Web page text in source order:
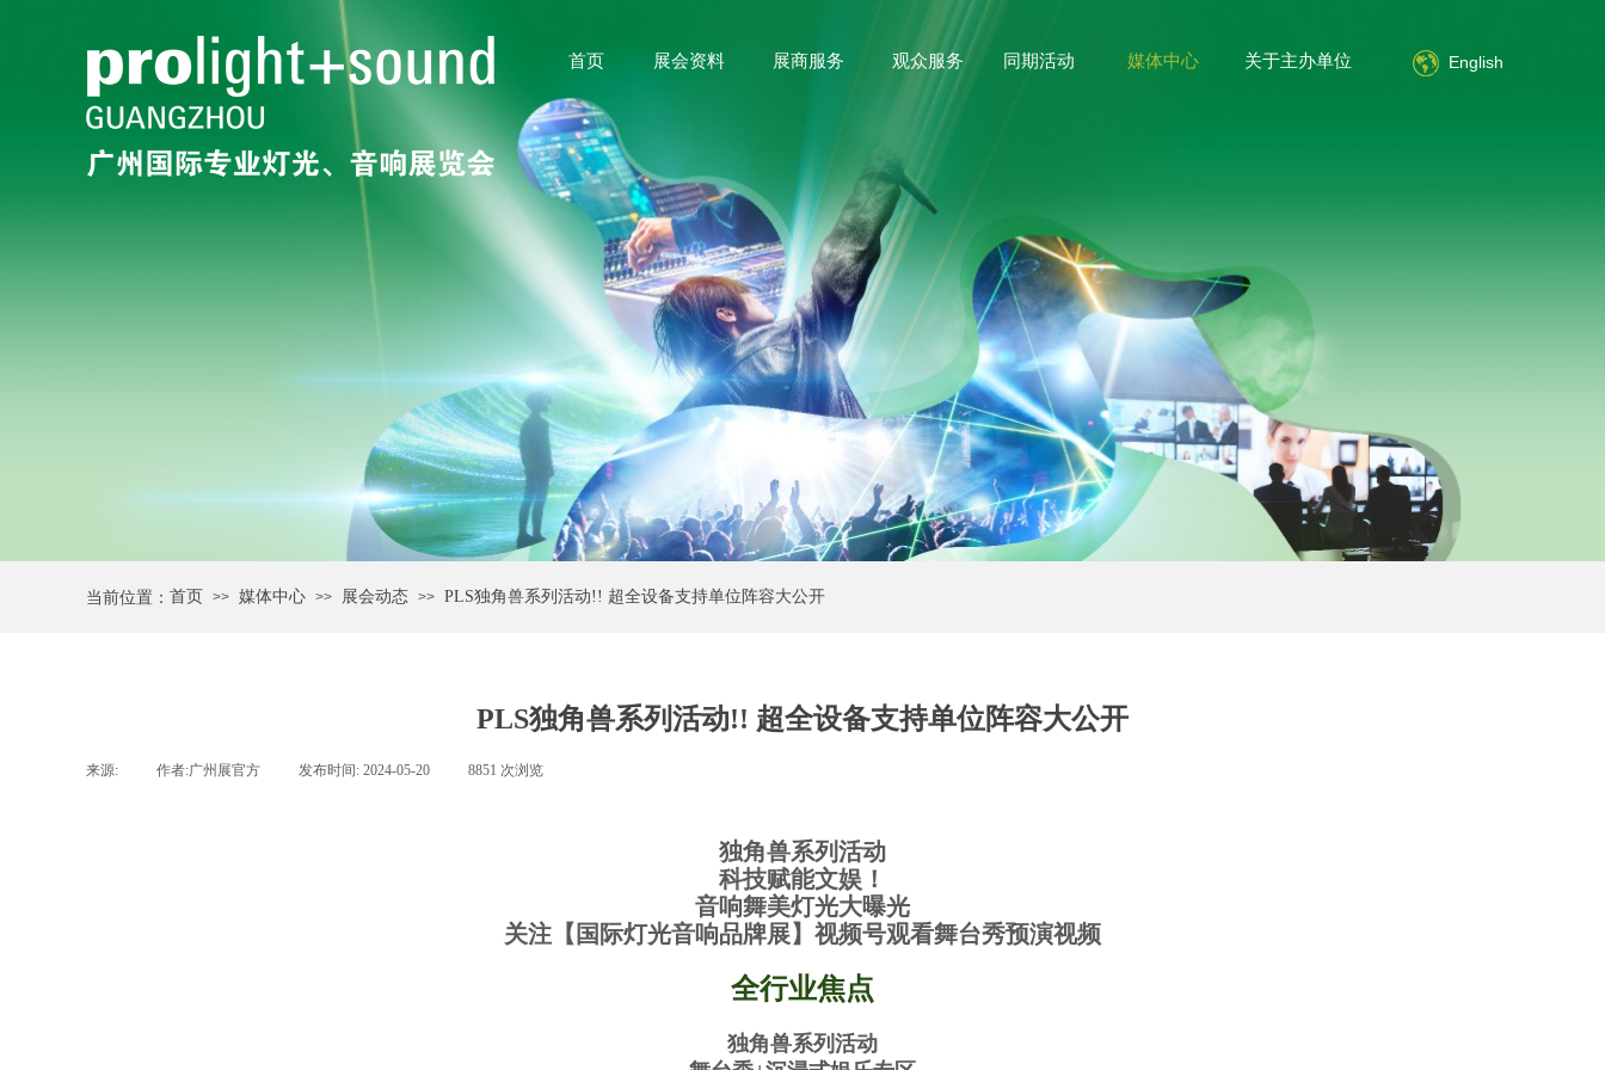
观众服务
首页 同期活动 关于主办单位
展会资料 媒体中心
展商服务 English
简体中文 English
首页 >> 媒体中心 >> 展会动态 >> PLS独角兽系列活动!! 超全设备支持单位阵容大公开
当前位置：
PLS独角兽系列活动!! 超全设备支持单位阵容大公开
来源: 作者:广州展官方 发布时间: 2024-05-20 8851 次浏览
独角兽系列活动
科技赋能文娱！
音响舞美灯光大曝光
关注【国际灯光音响品牌展】视频号观看舞台秀预演视频
全行业焦点
独角兽系列活动